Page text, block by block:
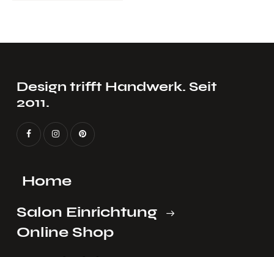
EINRICHTEN
Design trifft Handwerk. Seit
2011.
Home
Salon Einrichtung
Online Shop